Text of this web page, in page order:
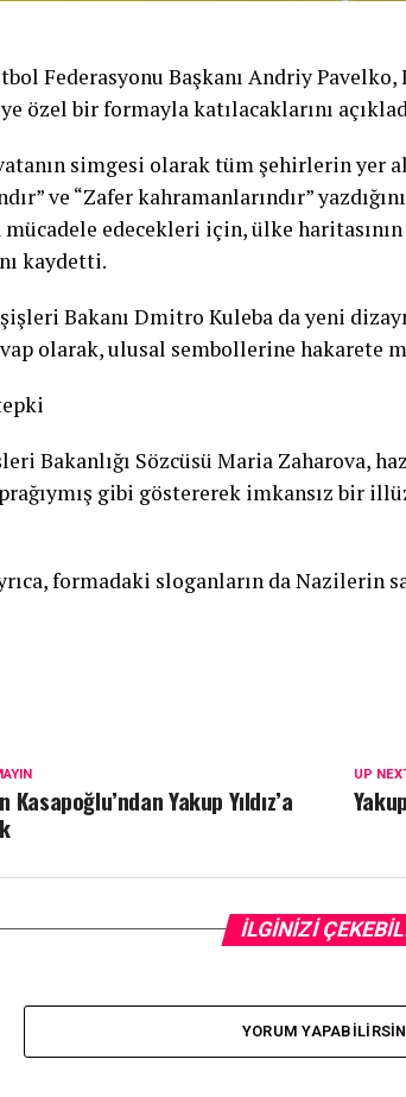
Federasyonu Başkanı Andriy Pavelko,
özel bir formayla katılacaklarını
simgesi olarak tüm şehirlerin yer
ve “Zafer kahramanlarındır”
mücadele edecekleri için, ülke
kaydetti.
Bakanı Dmitro Kuleba da yeni
olarak, ulusal sembollerine hakarete
Bakanlığı Sözcüsü Maria Zaharova,
gibi göstererek imkansız bir
formadaki sloganların da Nazilerin
UP
Kasapoğlu’ndan Yakup Yıldız’a
İLGİNİZİ
YORUM